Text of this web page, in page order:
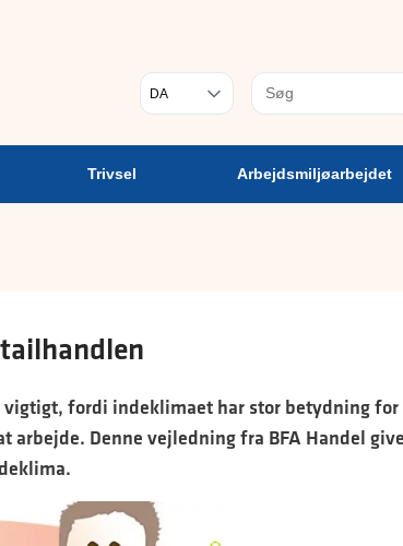
Vælg sprog
Trivsel Arbejdsmiljøarbejdet
fordi indeklimaet har stor betydning for
Denne vejledning fra BFA Handel